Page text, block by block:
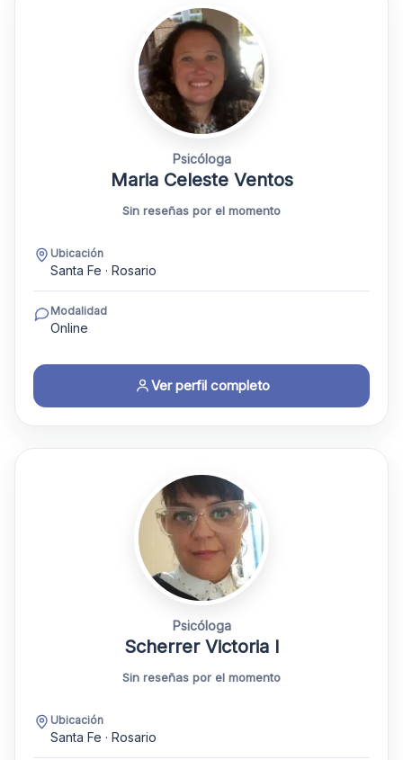
Psicóloga
Maria Celeste Ventos
Sin reseñas por el momento
Ubicación
Santa Fe · Rosario
Modalidad
Online
Ver perfil completo
Psicóloga
Scherrer Victoria I
Sin reseñas por el momento
Ubicación
Santa Fe · Rosario